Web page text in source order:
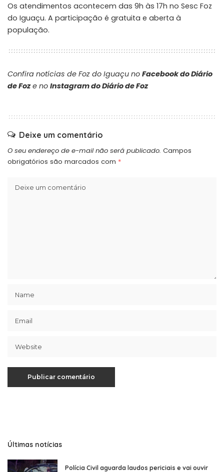
Os atendimentos acontecem das 9h às 17h no Sesc Foz
do Iguaçu. A participação é gratuita e aberta à
população.
Confira notícias de Foz do Iguaçu no Facebook do Diário
de Foze no Instagram do Diário de Foz
Deixe um comentário
O seu endereço de e-mail não será publicado. Campos
obrigatórios são marcados com *
Últimas notícias
Polícia Civil aguarda laudos periciais e vai ouvir